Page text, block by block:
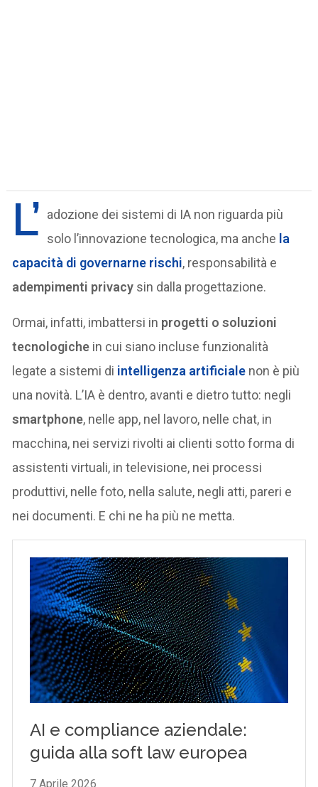
L’ adozione dei sistemi di IA non riguarda più
solo l’innovazione tecnologica, ma anche la
capacità di governarne rischi, responsabilità e
adempimenti privacy sin dalla progettazione.
Ormai, infatti, imbattersi in progetti o soluzioni
tecnologiche in cui siano incluse funzionalità
legate a sistemi di intelligenza artificiale non è più
una novità. L’IA è dentro, avanti e dietro tutto: negli
smartphone, nelle app, nel lavoro, nelle chat, in
macchina, nei servizi rivolti ai clienti sotto forma di
assistenti virtuali, in televisione, nei processi
produttivi, nelle foto, nella salute, negli atti, pareri e
nei documenti. E chi ne ha più ne metta.